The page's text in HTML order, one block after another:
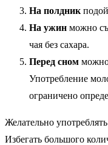
На полдник
На ужин можно
чая без сахара.
Перед сном
Употребление
ограничено
Желательно
Избегать большого